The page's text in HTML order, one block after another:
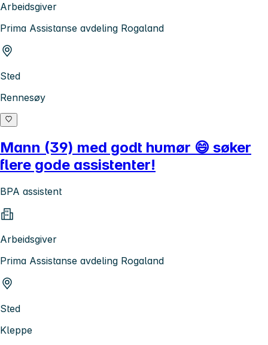
Arbeidsgiver
Prima Assistanse avdeling Rogaland
Sted
Rennesøy
Mann (39) med godt humør 😄 søker
flere gode assistenter!
BPA assistent
Arbeidsgiver
Prima Assistanse avdeling Rogaland
Sted
Kleppe